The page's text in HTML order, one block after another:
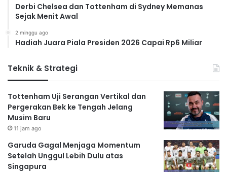
Derbi Chelsea dan Tottenham di Sydney Memanas
Sejak Menit Awal
2 minggu ago
Hadiah Juara Piala Presiden 2026 Capai Rp6 Miliar
Teknik & Strategi
Tottenham Uji Serangan Vertikal dan
Pergerakan Bek ke Tengah Jelang
Musim Baru
11 jam ago
Garuda Gagal Menjaga Momentum
Setelah Unggul Lebih Dulu atas
Singapura